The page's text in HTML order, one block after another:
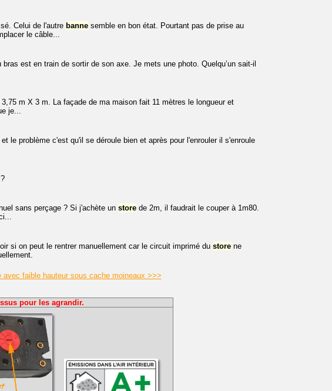
Celui de l'autre banne semble en bon état. Pourtant pas de prise au
le câble...
bras est en train de sortir de son axe. Je mets une photo. Quelqu’un sait-il
m X 3 m. La façade de ma maison fait 11 mètres le longueur et
je...
le problème c'est qu'il se déroule bien et après pour l'enrouler il s'enroule
sans perçage ? Si j'achète un store de 2m, il faudrait le couper à 1m80.
si on peut le rentrer manuellement car le circuit imprimé du store ne
faible hauteur sous cache moineaux >>>
pour les agrandir.